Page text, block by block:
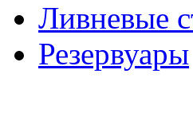
Ливневые
Резервуары